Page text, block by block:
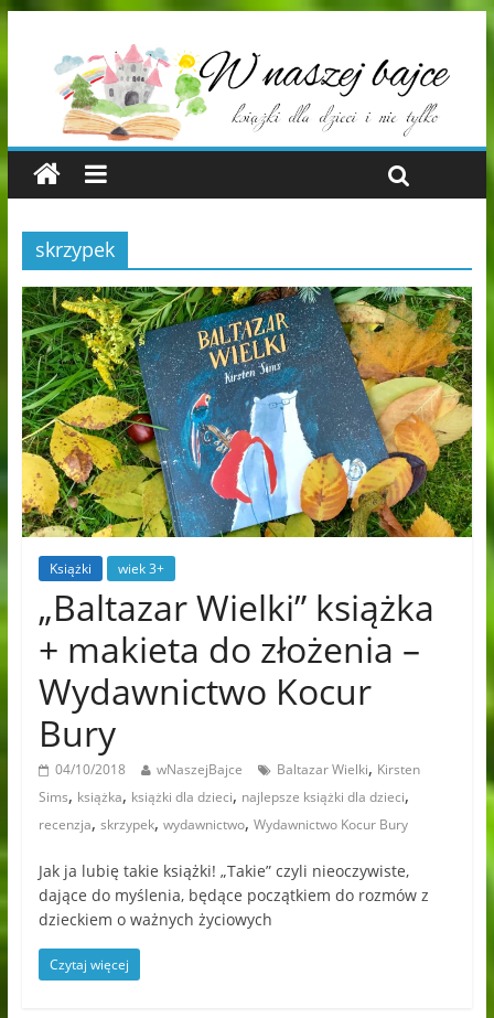
skrzypek
Książki wiek 3+
„Baltazar Wielki” książka
+ makieta do złożenia –
Wydawnictwo Kocur
Bury
04/10/2018 wNaszejBajce Baltazar Wielki, Kirsten
Sims, książka, książki dla dzieci, najlepsze książki dla dzieci,
recenzja, skrzypek, wydawnictwo, Wydawnictwo Kocur Bury
Jak ja lubię takie książki! „Takie” czyli nieoczywiste,
dające do myślenia, będące początkiem do rozmów z
dzieckiem o ważnych życiowych
Czytaj więcej